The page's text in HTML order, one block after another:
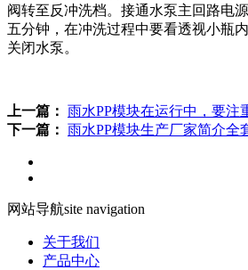
阀转至反冲洗档。接通水泵主回路电
五分钟，在冲洗过程中要看透视小瓶
关闭水泵。
上一篇： 雨水PP模块在运行中，要注
下一篇： 雨水PP模块生产厂家简介全
网站导航site navigation
关于我们
产品中心